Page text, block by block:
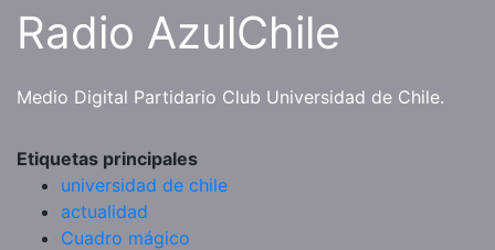
SaltarRadio AzulChile
Medio Digital Partidario Club Universidad de Chile.
Etiquetas principales
universidad de chile
actualidad
Cuadro mágico